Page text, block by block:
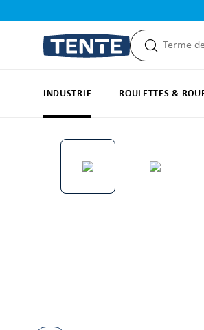
INDUSTRIE ROULETTES &
Ignorer la galerie d'images